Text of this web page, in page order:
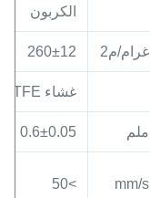
الكربون
غرام/م2 260±12
غشاء PTFE
ملم 0.6±0.05
mm/s
>50